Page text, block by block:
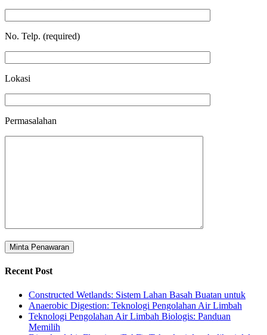
No. Telp. (required)
Lokasi
Permasalahan
Recent Post
Constructed Wetlands: Sistem Lahan Basah Buatan untuk
Anaerobic Digestion: Teknologi Pengolahan Air Limbah
Teknologi Pengolahan Air Limbah Biologis: Panduan
Memilih